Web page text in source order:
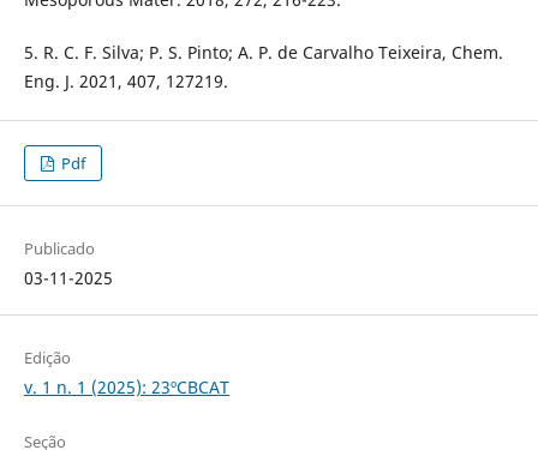
5. R. C. F. Silva; P. S. Pinto; A. P. de Carvalho Teixeira, Chem.
Eng. J. 2021, 407, 127219.
Pdf
Publicado
03-11-2025
Edição
v. 1 n. 1 (2025): 23ºCBCAT
Seção